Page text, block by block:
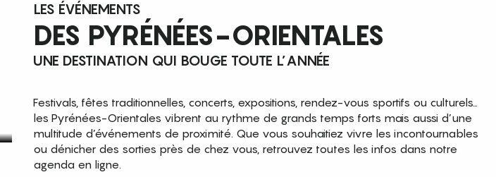
LES ÉVÉNEMENTS
DES PYRÉNÉES-ORIENTALES
UNE DESTINATION QUI BOUGE TOUTE L’ANNÉE
Festivals, fêtes traditionnelles, concerts, expositions, rendez-vous sportifs ou culturels…
les Pyrénées-Orientales vibrent au rythme de grands temps forts mais aussi d’une
multitude d’événements de proximité. Que vous souhaitiez vivre les incontournables
ou dénicher des sorties près de chez vous, retrouvez toutes les infos dans notre
agenda en ligne.